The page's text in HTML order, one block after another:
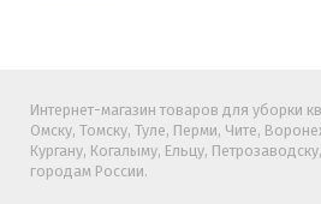
Интернет-магазин товаров для уборки
Омску, Томску, Туле, Перми, Чите,
Кургану, Когалыму, Ельцу,
городам России.